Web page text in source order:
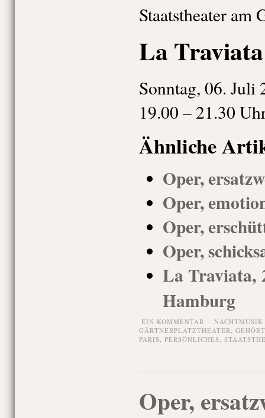
Staatstheater am
La Traviata
Sonntag, 06. Juli
19.00 – 21.30
Ähnliche
Oper,
Oper,
Oper,
Oper,
La Traviata,
Hamburg
EIN KOMMENTAR
NACHTMUSIK
GÄRTNERPLATZTHEATER,
PARIS, PERSÖNLICHES,
Oper,